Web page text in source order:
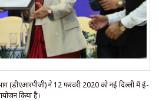
(डीएआरपीजी) ने 12 फरवरी 2020 को नई दिल्ली में ई-
किया है।